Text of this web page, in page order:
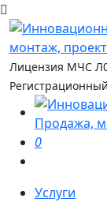
Лицензия МЧС
0
Услуги